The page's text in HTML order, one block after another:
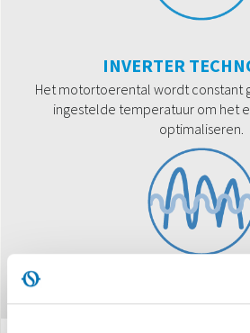
INVERTER
Het motortoerental wordt constant
ingestelde temperatuur om het
optimaliseren.